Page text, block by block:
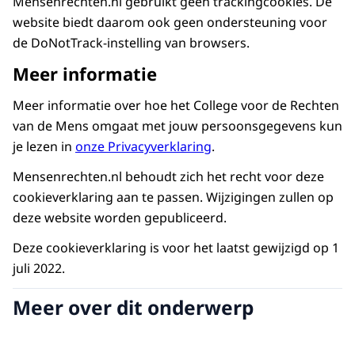
website biedt daarom ook geen ondersteuning voor
de DoNotTrack-instelling van browsers.
Meer informatie
Meer informatie over hoe het College voor de Rechten
van de Mens omgaat met jouw persoonsgegevens kun
je lezen in onze Privacyverklaring.
Mensenrechten.nl behoudt zich het recht voor deze
cookieverklaring aan te passen. Wijzigingen zullen op
deze website worden gepubliceerd.
Deze cookieverklaring is voor het laatst gewijzigd op 1
juli 2022.
Meer over dit onderwerp